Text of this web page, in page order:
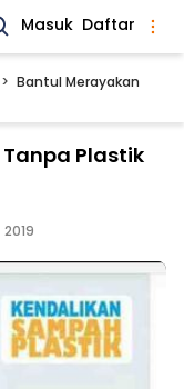
Masuk Daftar
Bantul Merayakan
Plastik
2019